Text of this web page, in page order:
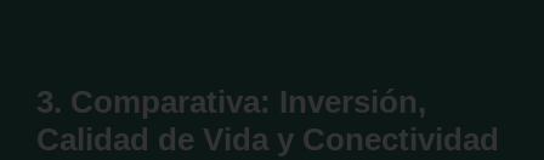
3. Comparativa: Inversión,
Calidad de Vida y Conectividad